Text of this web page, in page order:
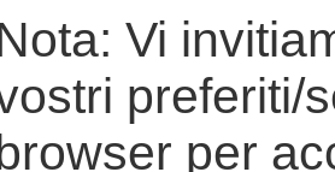
Vi
preferiti/
per